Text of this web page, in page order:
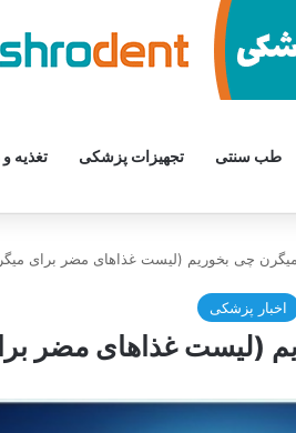
طب سنتی تجهیزات پزشکی تغذیه
چی بخوریم (لیست غذاهای مضر برای
اخبار پزشکی
(لیست غذاهای مضر